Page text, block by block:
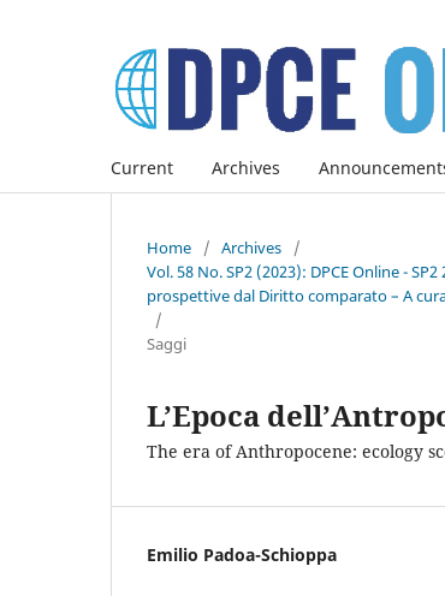
Current Archives
Home / Archives
/
Vol. 58 No. SP2 (2023): DPCE Online -
prospettive dal Diritto comparato – A
/
Saggi
L’Epoca
The era of Anthropocene: ecology
Emilio Padoa-Schioppa